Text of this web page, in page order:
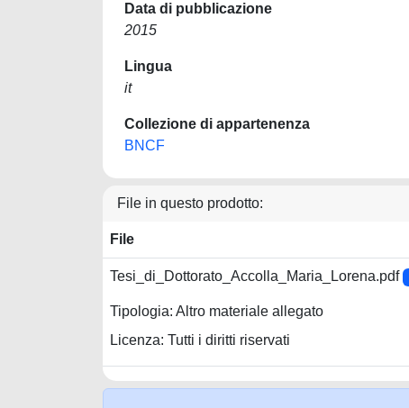
Data di pubblicazione
2015
Lingua
it
Collezione di appartenenza
BNCF
File in questo prodotto:
File
Tesi_di_Dottorato_Accolla_Maria_Lorena.pdf
Tipologia: Altro materiale allegato
Licenza: Tutti i diritti riservati